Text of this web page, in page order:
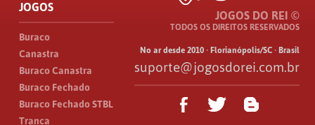
JOGOS
Buraco
Canastra
Buraco Canastra
Buraco Fechado
Buraco Fechado STBL
Tranca
JOGOS DO REI ©
TODOS OS DIREITOS RESERVADOS
No ar desde 2010 · Florianópolis/SC · Brasil
suporte@jogosdorei.com.br